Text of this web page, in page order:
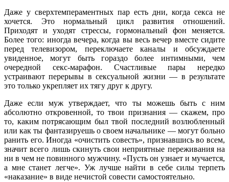
Даже у сверхтемпераментных пар есть дни, когда секса не
хочется. Это нормальный цикл развития отношений.
Приходят и уходят стрессы, гормональный фон меняется.
Более того: иногда вечера, когда вы весь вечер вместе сидите
перед телевизором, переключаете каналы и обсуждаете
увиденное, могут быть гораздо более интимными, чем
очередной секс-марафон. Счастливые пары нередко
устраивают перерывы в сексуальной жизни — в результате
это только укрепляет их тягу друг к другу.
Даже если муж утверждает, что ты можешь быть с ним
абсолютно откровенной, то твои признания — скажем, про
то, каким потрясающим был твой последний возлюбленный
или как ты фантазируешь о своем начальнике — могут больно
ранить его. Иногда «очистить совесть», признавшись во всем,
значит всего лишь скинуть свои неприятные переживания на
ни в чем не повинного мужчину. «Пусть он узнает и мучается,
а мне станет легче». Уж лучше найти в себе силы терпеть
«наказание» в виде нечистой совести самостоятельно.